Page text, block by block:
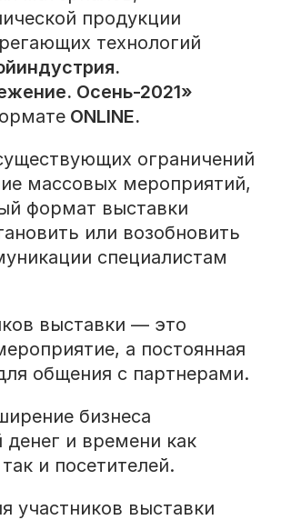
продукции
технологий
Осень-2021»
ONLINE.
ограничений
массовых мероприятий,
формат выставки
или возобновить
специалистам
выставки — это
а постоянная
общения с партнерами.
бизнеса
денег и времени как
и посетителей.
участников выставки